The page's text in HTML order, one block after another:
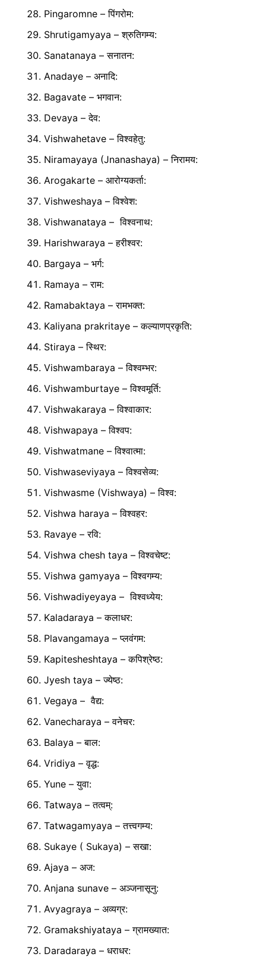
Pingaromne – पिंगरोम:
Shrutigamyaya – श्रुतिगम्य:
Sanatanaya – सनातन:
Anadaye – अनादि:
Bagavate – भगवान:
Devaya – देव:
Vishwahetave – विश्वहेतु:
Niramayaya (Jnanashaya) – निरामय:
Arogakarte – आरोग्यकर्ता:
Vishweshaya – विश्वेश:
Vishwanataya – विश्वनाथ:
Harishwaraya – हरीश्वर:
Bargaya – भर्ग:
Ramaya – राम:
Ramabaktaya – रामभक्त:
Kaliyana prakritaye – कल्याणप्रकृति:
Stiraya – स्थिर:
Vishwambaraya – विश्वम्भर:
Vishwamburtaye – विश्वमूर्ति:
Vishwakaraya – विश्वाकार:
Vishwapaya – विश्वप:
Vishwatmane – विश्वात्मा:
Vishwaseviyaya – विश्वसेव्य:
Vishwasme (Vishwaya) – विश्व:
Vishwa haraya – विश्वहर:
Ravaye – रवि:
Vishwa chesh taya – विश्वचेष्ट:
Vishwa gamyaya – विश्वगम्य:
Vishwadiyeyaya – विश्वध्येय:
Kaladaraya – कलाधर:
Plavangamaya – प्लवंगम:
Kapitesheshtaya – कपिश्रेष्ठ:
Jyesh taya – ज्येष्ठ:
Vegaya – वैद्य:
Vanecharaya – वनेचर:
Balaya – बाल:
Vridiya – वृद्ध:
Yune – युवा:
Tatwaya – तत्वम्:
Tatwagamyaya – तत्त्वगम्य:
Sukaye ( Sukaya) – सखा:
Ajaya – अज:
Anjana sunave – अञ्जनासूनु:
Avyagraya – अव्यग्र:
Gramakshiyataya – ग्रामख्यात:
Daradaraya – धराधर: